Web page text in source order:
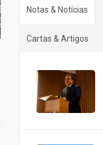
Notas & Notícias
Cartas & Artigos